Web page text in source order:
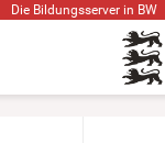
Die Bildungsserver in BW